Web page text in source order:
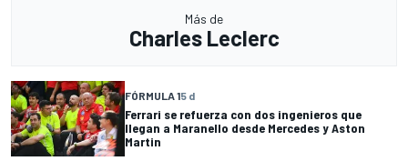
Más de
Charles Leclerc
FÓRMULA 15 d
Ferrari se refuerza con dos ingenieros que
llegan a Maranello desde Mercedes y Aston
Martin